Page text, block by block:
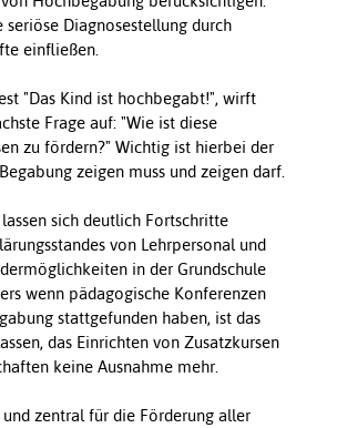
seriöse Diagnosestellung durch
einfließen.
"Das Kind ist hochbegabt!", wirft
Frage auf: "Wie ist diese
zu fördern?" Wichtig ist hierbei der
zeigen muss und zeigen darf.
sich deutlich Fortschritte
von Lehrpersonal und
in der Grundschule
wenn pädagogische Konferenzen
stattgefunden haben, ist das
das Einrichten von Zusatzkursen
keine Ausnahme mehr.
zentral für die Förderung aller